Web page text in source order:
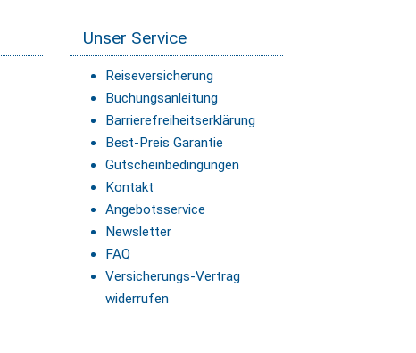
Unser Service
Reiseversicherung
Buchungsanleitung
Barrierefreiheitserklärung
Best-Preis Garantie
Gutscheinbedingungen
Kontakt
Angebotsservice
Newsletter
FAQ
Versicherungs-Vertrag
widerrufen